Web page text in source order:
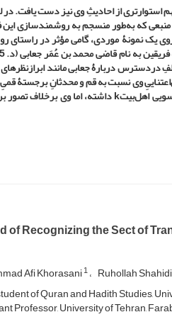
استوارتری از احادیثِ وی نیز دست یافت. در
که به‌طور منسجم به روشمندسازی این
یک نمونۀ موردی، گامی مؤثر در راستای
به ‌نام قاضی محمد بن ع
دربارۀ جعابی مانند
وی نسبت به قم و محدثانِ برجستۀ
اهل‌بیتkداشته، اما وی برخلاف تصور
of Recognizing the Sect of
Afi Khorasani1 Ruhollah Shahidi
of Quran and Hadith Studies,
Professor, University of Tehran,